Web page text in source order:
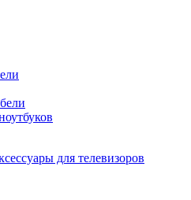
для телевизоров